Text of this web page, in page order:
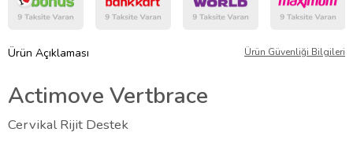
Ürün Açıklaması Ürün Güvenliği Bilgileri
Actimove Vertbrace
Cervikal Rijit Destek